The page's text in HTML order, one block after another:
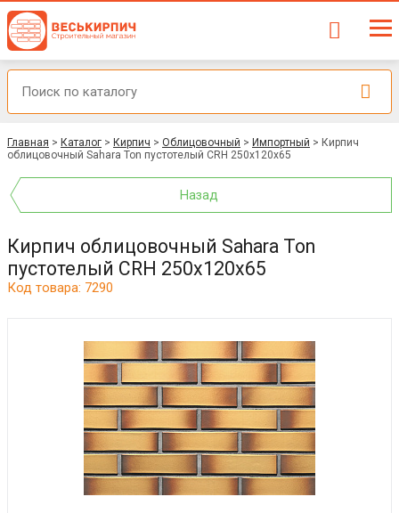
Главная > Каталог > Кирпич > Облицовочный > Импортный > Кирпич
облицовочный Sahara Ton пустотелый CRH 250х120х65
Назад
Кирпич облицовочный Sahara Ton
пустотелый CRH 250х120х65
Код товара: 7290